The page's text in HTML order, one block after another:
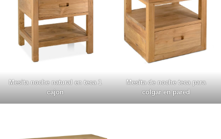
Mesita noche natural en teca 1
cajon
Mesita de noche teca para
colgar en pared